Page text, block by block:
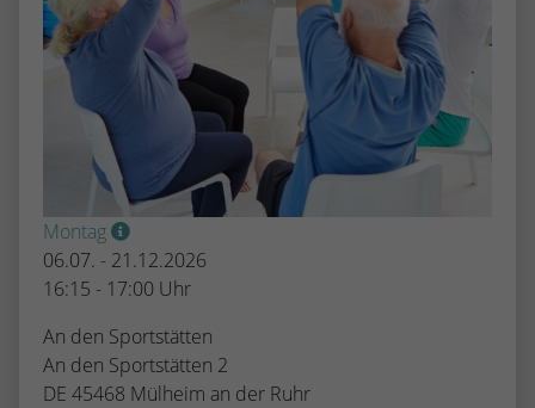
Montag
06.07. - 21.12.2026
16:15 - 17:00 Uhr
An den Sportstätten
An den Sportstätten 2
DE 45468 Mülheim an der Ruhr